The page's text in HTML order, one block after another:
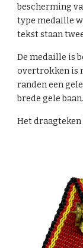
bescherming
type medaille
tekst staan
De medaille is
overtrokken is
randen een
brede gele baan.
Het